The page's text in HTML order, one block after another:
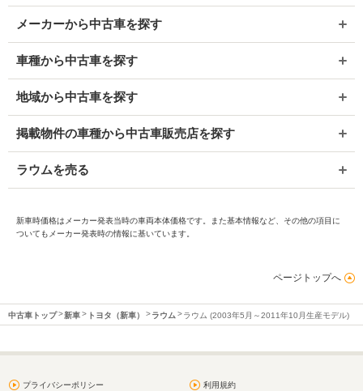
メーカーから中古車を探す
車種から中古車を探す
地域から中古車を探す
掲載物件の車種から中古車販売店を探す
ラウムを売る
新車時価格はメーカー発表当時の車両本体価格です。また基本情報など、その他の項目に
ついてもメーカー発表時の情報に基いています。
ページトップへ
中古車トップ 新車 トヨタ（新車） ラウム ラウム (2003年5月～2011年10月生産モデル)
プライバシーポリシー 利用規約